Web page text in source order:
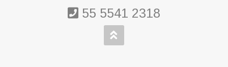
55 5541 2318